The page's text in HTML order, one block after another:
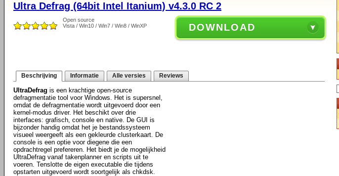
Ultra Defrag (64bit Intel Itanium) v4.3.0 RC 2
Open source
Vista / Win10 / Win7 / Win8 / WinXP
DOWNLOAD
Beschrijving Informatie Alle versies Reviews
UltraDefrag is een krachtige open-source
defragmentatie tool voor Windows. Het is supersnel,
omdat de defragmentatie wordt uitgevoerd door een
kernel-modus driver. Het beschikt over drie
interfaces: grafisch, console en native. De GUI is
bijzonder handig omdat het je bestandssysteem
visueel weergeeft als een gekleurde clusterkaart. De
console is een optie voor diegene die een
opdrachtregel prefereren. Het biedt je de mogelijkheid
UltraDefrag vanaf takenplanner en scripts uit te
voeren. Tenslotte de eigen executable die tijdens
opstarten uitgevoerd wordt soortgelijk als chkdsk.